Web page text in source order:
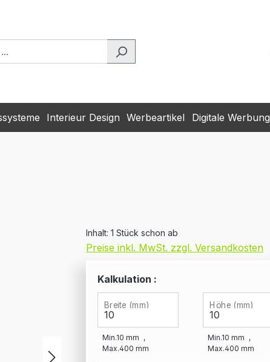
Interieur Design Werbeartikel Digitale Werbung
Inhalt: 1 Stück schon ab
Preise inkl. MwSt. zzgl. Versandkosten
Kalkulation :
Breite (mm)
Min.10 mm
Max.400 mm
Höhe (mm)
Min.10 mm
Max.400 mm